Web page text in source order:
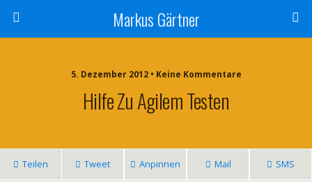
Markus Gärtner
5. Dezember 2012 • Keine Kommentare
Hilfe Zu Agilem Testen
Teilen Tweet Anpinnen Mail SMS